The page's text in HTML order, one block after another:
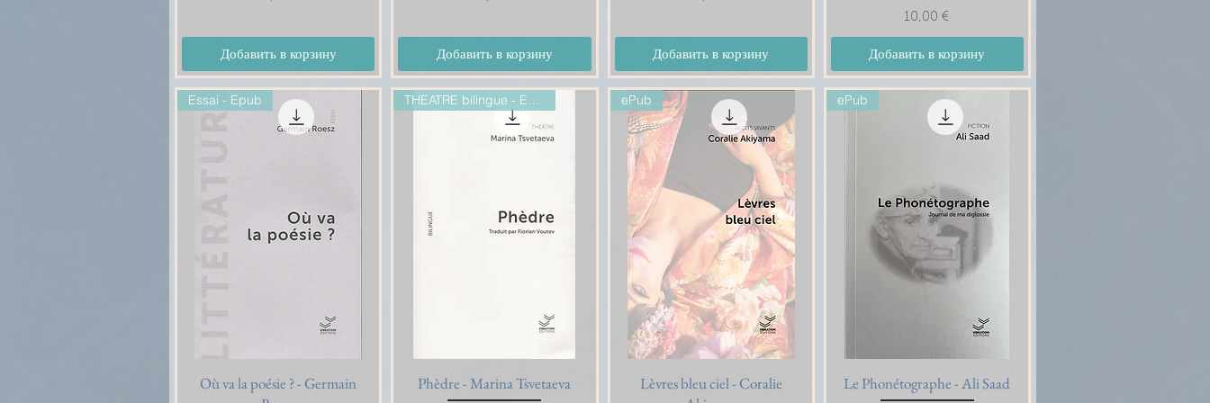
Добавить в корзину Добавить в корзину Добавить в корзину
Цена
10,00 €
Добавить в корзину
Быстрый просмотр
Essai - Epub
Où va la poésie ? - Germain
Быстрый просмотр
THEATRE bilingue - Epub
Phèdre - Marina Tsvetaeva Быстрый просмотр
ePub
Lèvres bleu ciel - Coralie
Быстрый просмотр
ePub
Le Phonétographe - Ali Saad